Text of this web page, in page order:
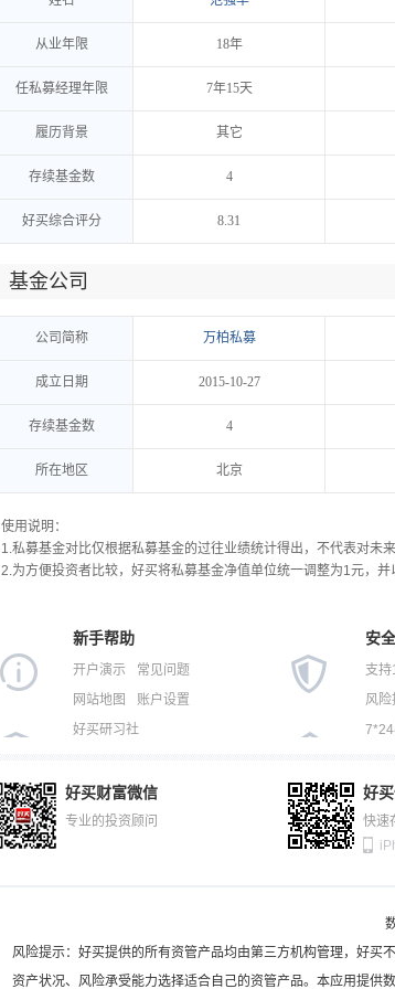
从业年限 18年
任私募经理年限 7年15天
履历背景 其它
存续基金数 4
好买综合评分 8.31
基金公司
公司简称 万柏私募
成立日期 2015-10-27
存续基金数 4
所在地区 北京
使用说明：
1.私募基金对比仅根据私募基金的过往业绩统计得出，不代表对未
2.为方便投资者比较，好买将私募基金净值单位统一调整为1元，并
新手帮助
开户演示
常见问题
网站地图
账户设置
好买研习社
安
支
风险
好买财富微信
专业的投资顾问
好
快速
风险提示：好买提供的所有资管产品均由第三方机构管理，好买
资产状况、风险承受能力选择适合自己的资管产品。本应用提供